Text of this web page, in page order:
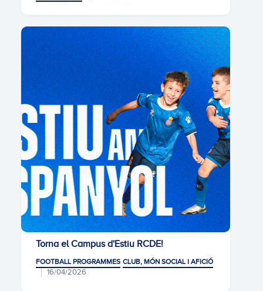
Torna el Campus d'Estiu RCDE!
FOOTBALL PROGRAMMES CLUB, MÓN SOCIAL I AFICIÓ
16/04/2026